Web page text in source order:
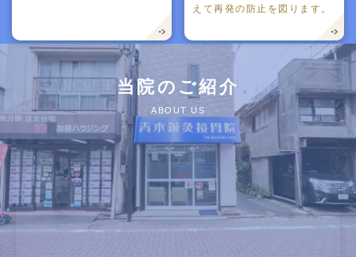
えて再発の防止を図ります。
当院のご紹介
ABOUT US